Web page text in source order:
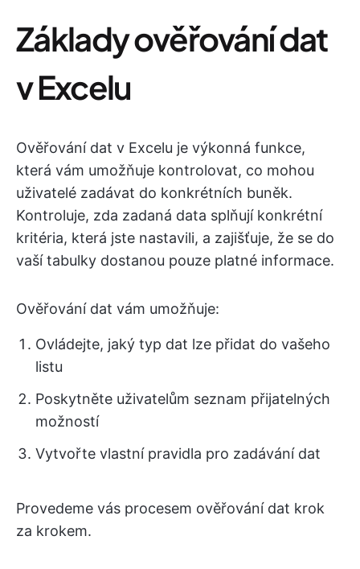
Základy ověřování dat
v Excelu
Ověřování dat v Excelu je výkonná funkce,
která vám umožňuje kontrolovat, co mohou
uživatelé zadávat do konkrétních buněk.
Kontroluje, zda zadaná data splňují konkrétní
kritéria, která jste nastavili, a zajišťuje, že se do
vaší tabulky dostanou pouze platné informace.
Ověřování dat vám umožňuje:
Ovládejte, jaký typ dat lze přidat do vašeho
listu
Poskytněte uživatelům seznam přijatelných
možností
Vytvořte vlastní pravidla pro zadávání dat
Provedeme vás procesem ověřování dat krok
za krokem.